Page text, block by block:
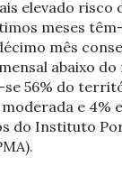
elevado risco
meses
mês
abaixo do
56% do
e 4%
do Instituto